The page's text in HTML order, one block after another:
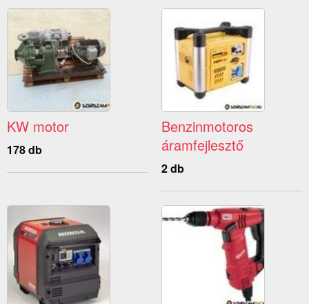
KW motor
178 db
Benzinmotoros
áramfejlesztő
2 db